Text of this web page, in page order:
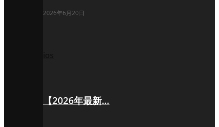
2026年6月20日
【2026年最新…